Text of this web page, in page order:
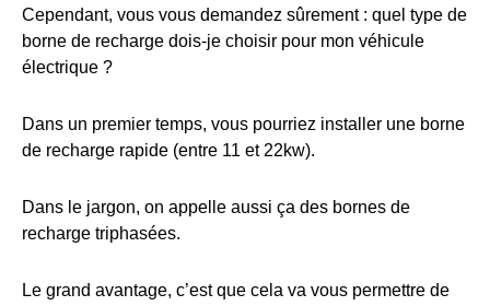
Cependant, vous vous demandez sûrement : quel type de
borne de recharge dois-je choisir pour mon véhicule
électrique ?
Dans un premier temps, vous pourriez installer une borne
de recharge rapide (entre 11 et 22kw).
Dans le jargon, on appelle aussi ça des bornes de
recharge triphasées.
Le grand avantage, c’est que cela va vous permettre de